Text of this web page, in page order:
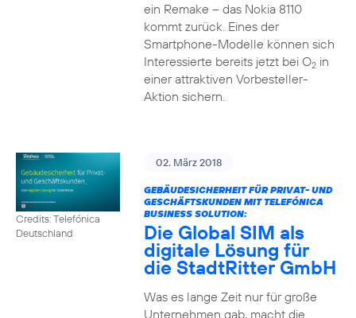
ein Remake – das Nokia 8110
kommt zurück. Eines der
Smartphone-Modelle können sich
Interessierte bereits jetzt bei O2in
einer attraktiven Vorbesteller-
Aktion sichern.
Credits: Telefónica
Deutschland
02. März 2018
GEBÄUDESICHERHEIT FÜR PRIVAT- UND
GESCHÄFTSKUNDEN MIT TELEFÓNICA
BUSINESS SOLUTION:
Die Global SIM als
digitale Lösung für
die StadtRitter GmbH
Was es lange Zeit nur für große
Unternehmen gab, macht die